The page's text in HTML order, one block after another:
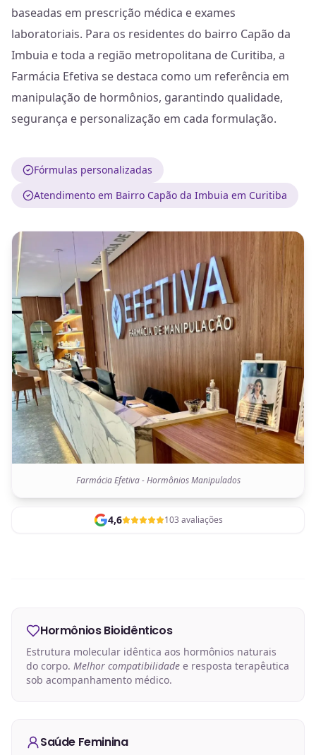
baseadas em prescrição médica e exames
laboratoriais. Para os residentes do bairro Capão da
Imbuia e toda a região metropolitana de Curitiba, a
Farmácia Efetiva se destaca como um referência em
manipulação de hormônios, garantindo qualidade,
segurança e personalização em cada formulação.
Fórmulas personalizadas
Atendimento em Bairro Capão da Imbuia em Curitiba
Farmácia Efetiva - Hormônios Manipulados
4,6 103 avaliações
Hormônios Bioidênticos
Estrutura molecular idêntica aos hormônios naturais
do corpo. Melhor compatibilidade e resposta terapêutica
sob acompanhamento médico.
Saúde Feminina